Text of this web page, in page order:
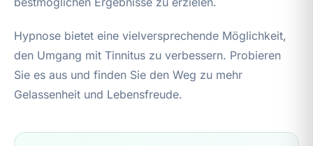
Hypnose bietet eine vielversprechende Möglichkeit,
den Umgang mit Tinnitus zu verbessern. Probieren
Sie es aus und finden Sie den Weg zu mehr
Gelassenheit und Lebensfreude.